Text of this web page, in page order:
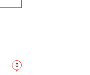
0